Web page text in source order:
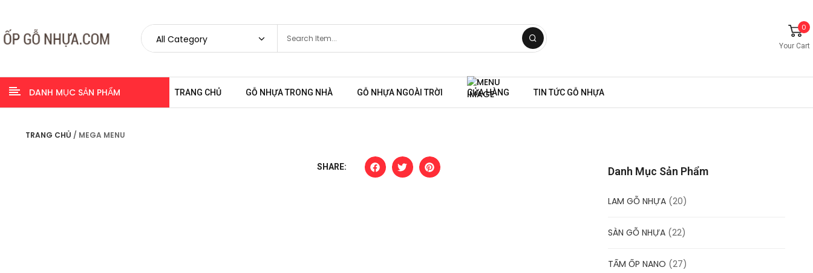
0
Your Cart
DANH MỤC SẢN PHẨM TRANG CHỦ GỖ NHỰA TRONG NHÀ GỖ NHỰA NGOÀI TRỜI CỬA HÀNG TIN TỨC GỖ NHỰA
TRANG CHỦ / MEGA MENU
SHARE: Danh Mục Sản Phẩm
LAM GỖ NHỰA (20)
SÀN GỖ NHỰA (22)
TẤM ỐP NANO (27)